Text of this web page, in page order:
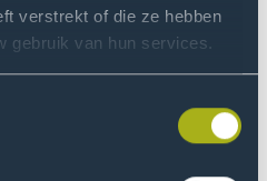
verstrekt of die ze hebben
gebruik van hun services.